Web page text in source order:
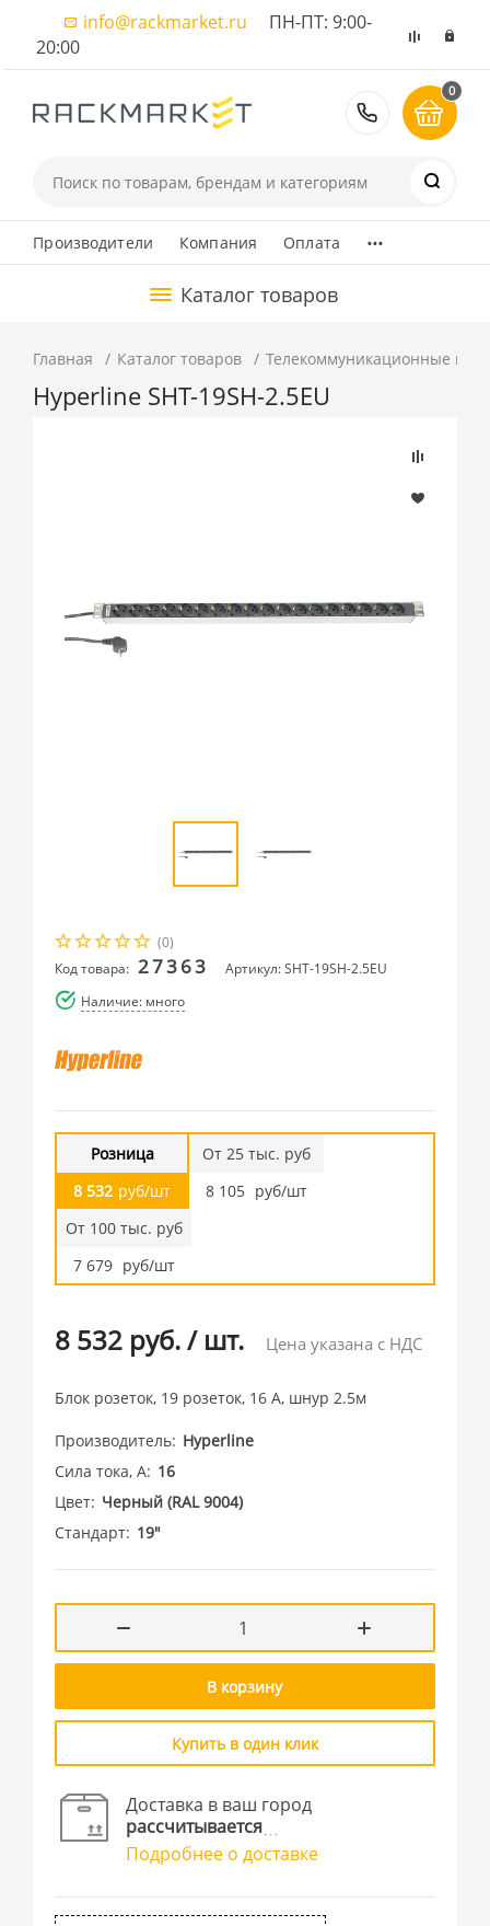
info@rackmarket.ru ПН-ПТ: 9:00-
20:00
8 (495)
0
Производители Компания Оплата ...
Каталог товаров
Главная Каталог товаров Телекоммуникационные
Hyperline SHT-19SH-2.5EU
(0)
Код товара: 27363
Артикул: SHT-19SH-2.5EU
Наличие: много
Розница
8 532 руб/шт
От 25 тыс. руб
8 105 руб/шт
От 100 тыс. руб
7 679 руб/шт
8 532 руб./ шт. Цена указана с НДС
Блок розеток, 19 розеток, 16 A, шнур 2.5м
Производитель Hyperline
Сила тока, А 16
Цвет Черный (RAL 9004)
Стандарт 19"
В корзину
Купить в один клик
Доставка в ваш город
рассчитывается
Подробнее о доставке